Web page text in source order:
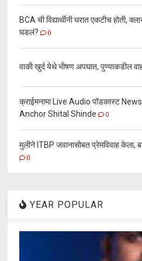
BCA ची विद्यार्थीनी घरात एकटीच होती,
घडलं?
0
वाकी खुर्द येथे भीषण अपघात, पुण्याकडील
क्राईमनामा Live Audio पॉडकास्ट
Anchor Shital Shinde
0
मुलीने ITBP जवानासोबत प्रेमविवाह केला,
0
YEAR POPULAR